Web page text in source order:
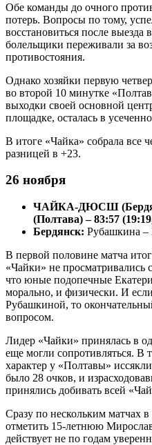
Обе команды до очного
потерь. Вопросы по тому,
восстановиться после
болельщики переживали за
противостояния.
Однако хозяйки первую
во второй 10 минутке
выходки своей основной
площадке, осталась в
В итоге «Чайка» собрала все
разницей в +23.
26 ноября
ЧАЙКА-ДЮСШ
(Полтава) – 83:57
Бердянск: Рубашкина –
В первой половине матча
«Чайки» не
что юные подопечные
морально, и физически. И
Рубашкиной, то
вопросом.
Лидер «Чайки» принялась в
еще могли сопротивляться. В
характер у «Полтавы»
было 28 очков, и
принялись добивать всей
Сразу по нескольким матчах
отметить 15-летнюю
действует не по годам